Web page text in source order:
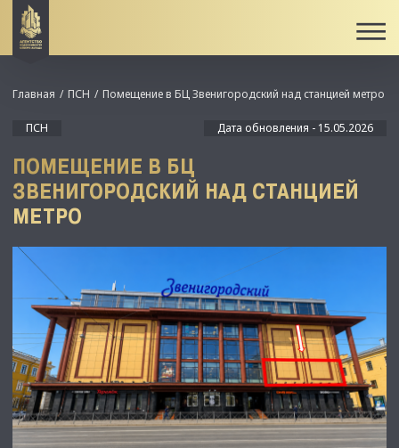
Главная ПСН Помещение в БЦ Звенигородский над станцией метро
ПСН Дата обновления - 15.05.2026
ПОМЕЩЕНИЕ В БЦ
ЗВЕНИГОРОДСКИЙ НАД СТАНЦИЕЙ
МЕТРО